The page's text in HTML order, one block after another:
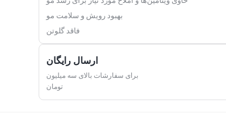
بهبود رویش و سلامت مو
فاقد گلوتن
ارسال رایگان
برای سفارشات بالای سه میلیون
تومان